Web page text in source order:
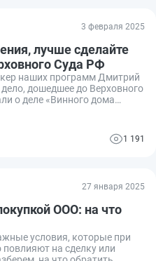
3 февраля 2025
лучше сделайте
Суда РФ
наших программ Дмитрий
дошедшее до Верховного
о деле «Винного дома
знать о делах общества и
так полагаться на
1 191
27 января 2025
ООО: на что
условия, которые при
на сделку или